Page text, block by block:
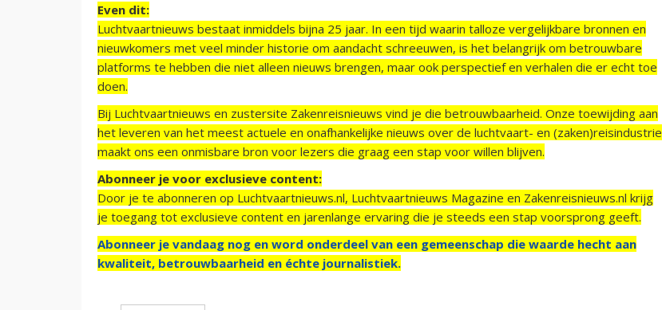
Even dit:
Luchtvaartnieuws bestaat inmiddels bijna 25 jaar. In een tijd waarin talloze vergelijkbare bronnen en
nieuwkomers met veel minder historie om aandacht schreeuwen, is het belangrijk om betrouwbare
platforms te hebben die niet alleen nieuws brengen, maar ook perspectief en verhalen die er echt toe
doen.
Bij Luchtvaartnieuws en zustersite Zakenreisnieuws vind je die betrouwbaarheid. Onze toewijding aan
het leveren van het meest actuele en onafhankelijke nieuws over de luchtvaart- en (zaken)reisindustrie
maakt ons een onmisbare bron voor lezers die graag een stap voor willen blijven.
Abonneer je voor exclusieve content:
Door je te abonneren op Luchtvaartnieuws.nl, Luchtvaartnieuws Magazine en Zakenreisnieuws.nl krijg
je toegang tot exclusieve content en jarenlange ervaring die je steeds een stap voorsprong geeft.
Abonneer je vandaag nog en word onderdeel van een gemeenschap die waarde hecht aan
kwaliteit, betrouwbaarheid en échte journalistiek.